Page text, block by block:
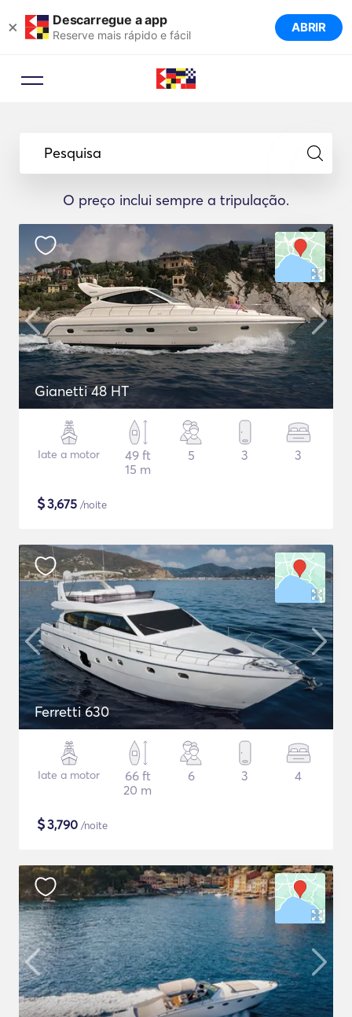
× Descarregue a app
Reserve mais rápido e fácil ABRIR
Pesquisa
O preço inclui sempre a tripulação.
Gianetti 48 HT
Iate a motor
49 ft
15 m
5 3 3
$3,675 /noite
Ferretti 630
Iate a motor
66 ft
20 m
6 3 4
$3,790 /noite